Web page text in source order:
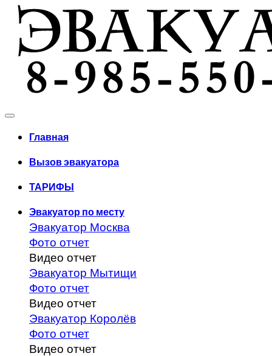
Главная
Вызов эвакуатора
ТАРИФЫ
Эвакуатор по месту
Эвакуатор Москва
Фото отчет
Видео отчет
Эвакуатор Мытищи
Фото отчет
Видео отчет
Эвакуатор Королёв
Фото отчет
Видео отчет